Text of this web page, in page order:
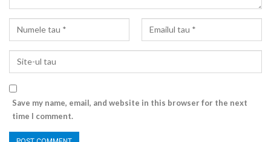
Save my name, email, and website in this browser for the next
time I comment.